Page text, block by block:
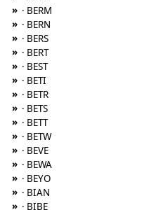
» · BERM
» · BERN
» · BERS
» · BERT
» · BEST
» · BETI
» · BETR
» · BETS
» · BETT
» · BETW
» · BEVE
» · BEWA
» · BEYO
» · BIAN
» · BIBE